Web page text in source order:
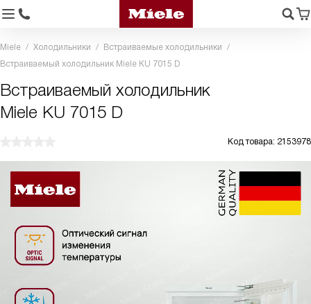
Miele Холодильники
Встраиваемые холодильники
Встраиваемый холодильник Miele KU 7015 D
Встраиваемый холодильник
Miele KU 7015 D
Код товара: 2153978